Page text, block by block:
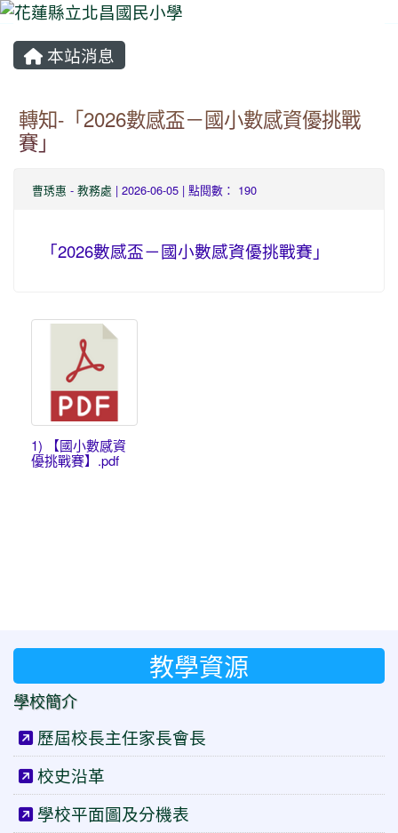
本站消息
轉知-「2026數感盃－國小數感資優挑戰
賽」
曹琇惠 - 教務處 | 2026-06-05 | 點閱數： 190
「2026數感盃－國小數感資優挑戰賽」
1) 【國小數感資
優挑戰賽】.pdf
教學資源
學校簡介
歷屆校長主任家長會長
校史沿革
學校平面圖及分機表